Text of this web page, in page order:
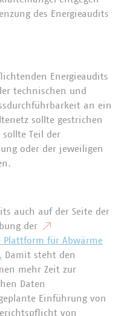
des Energieaudits
Energieaudits
technischen und
an ein
sollte gestrichen
sollte Teil der
oder der jeweiligen
auch auf der Seite der
der
für Abwärme
Damit steht den
mehr Zeit zur
Daten
Einführung von
von